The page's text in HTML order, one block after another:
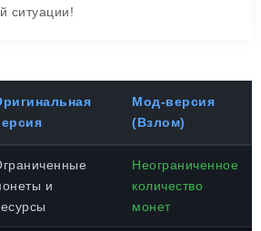
ситуации!
Мод-версия
(Взлом)
и
Неограниченное
количество
монет